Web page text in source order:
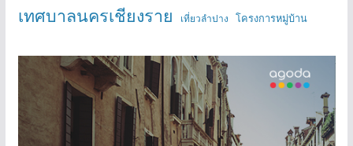
เทศบาลนครเชียงราย เที่ยวลำปาง โครงการหมู่บ้าน